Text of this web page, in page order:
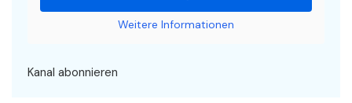
Weitere Informationen
Kanal abonnieren